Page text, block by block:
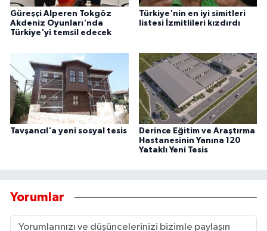
Güreşçi Alperen Tokgöz
Akdeniz Oyunları'nda
Türkiye'yi temsil edecek
Türkiye'nin en iyi simitleri
listesi İzmitlileri kızdırdı
Tavşancıl'a yeni sosyal tesis
Derince Eğitim ve Araştırma
Hastanesinin Yanına 120
Yataklı Yeni Tesis
Yorumlar